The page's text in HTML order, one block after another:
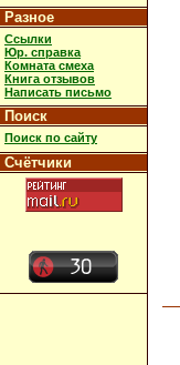
Разное
Ссылки
Юр. справка
Комната смеха
Книга отзывов
Написать письмо
Поиск
Поиск по сайту
Счётчики